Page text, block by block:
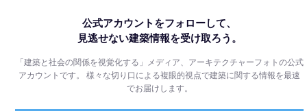
公式アカウントをフォローして、
見逃せない建築情報を受け取ろう。
「建築と社会の関係を視覚化する」メディア、アーキテクチャーフォトの公式
アカウントです。様々な切り口による複眼的視点で建築に関する情報を最速
でお届けします。